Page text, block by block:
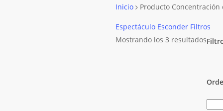
Inicio Producto
Espectáculo Esconder Filtros
Mostrando los 3 resultados